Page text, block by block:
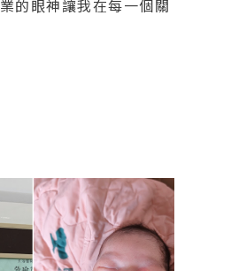
的眼神讓我在每一個關